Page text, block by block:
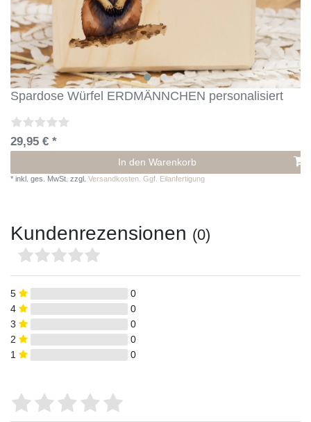
Spardose Würfel ERDMÄNNCHEN personalisiert
29,95 € *
In den Warenkorb
* inkl. ges. MwSt. zzgl. Versandkosten. Ggf. Eilanfertigung
Kundenrezensionen (0)
5
0
4
0
3
0
2
0
1
0